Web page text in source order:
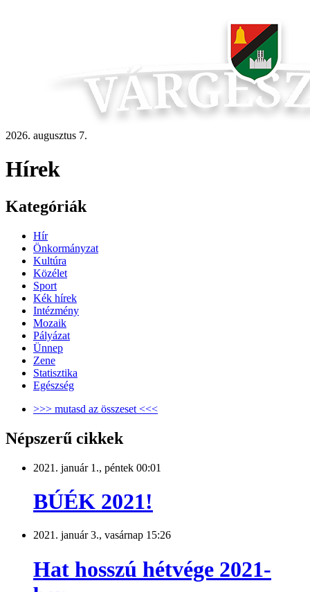
2026. augusztus 7.
Hírek
Kategóriák
Hír
Önkormányzat
Kultúra
Közélet
Sport
Kék hírek
Intézmény
Mozaik
Pályázat
Ünnep
Zene
Statisztika
Egészség
>>> mutasd az összeset <<<
Népszerű cikkek
2021. január 1., péntek 00:01
BÚÉK 2021!
2021. január 3., vasárnap 15:26
Hat hosszú hétvége 2021-